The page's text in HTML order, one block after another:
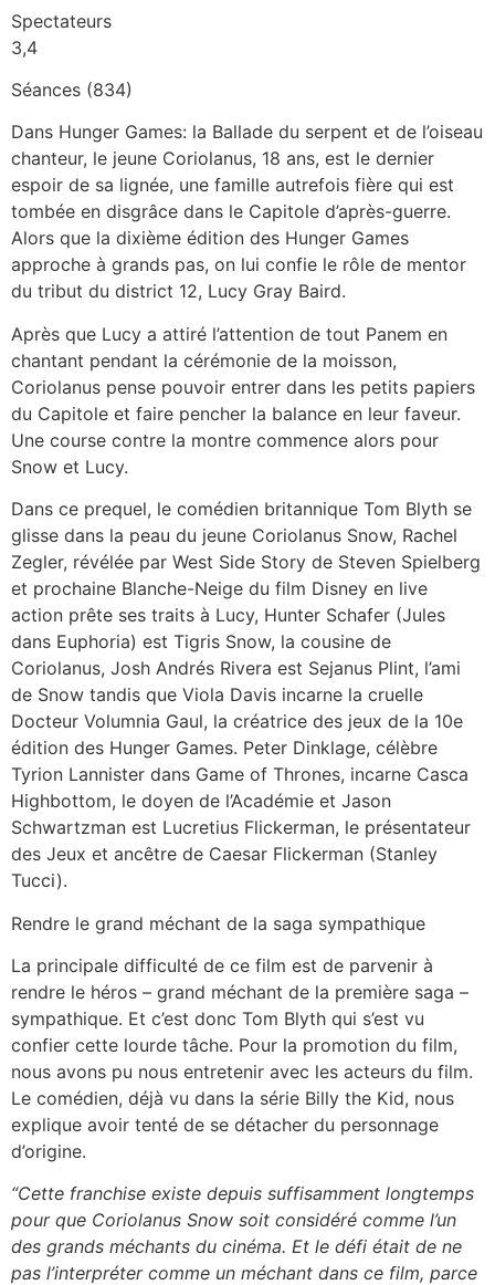
Spectateurs
3,4
Séances (834)
Dans Hunger Games: la Ballade du serpent et de l’oiseau
chanteur, le jeune Coriolanus, 18 ans, est le dernier
espoir de sa lignée, une famille autrefois fière qui est
tombée en disgrâce dans le Capitole d’après-guerre.
Alors que la dixième édition des Hunger Games
approche à grands pas, on lui confie le rôle de mentor
du tribut du district 12, Lucy Gray Baird.
Après que Lucy a attiré l’attention de tout Panem en
chantant pendant la cérémonie de la moisson,
Coriolanus pense pouvoir entrer dans les petits papiers
du Capitole et faire pencher la balance en leur faveur.
Une course contre la montre commence alors pour
Snow et Lucy.
Dans ce prequel, le comédien britannique Tom Blyth se
glisse dans la peau du jeune Coriolanus Snow, Rachel
Zegler, révélée par West Side Story de Steven Spielberg
et prochaine Blanche-Neige du film Disney en live
action prête ses traits à Lucy, Hunter Schafer (Jules
dans Euphoria) est Tigris Snow, la cousine de
Coriolanus, Josh Andrés Rivera est Sejanus Plint, l’ami
de Snow tandis que Viola Davis incarne la cruelle
Docteur Volumnia Gaul, la créatrice des jeux de la 10e
édition des Hunger Games. Peter Dinklage, célèbre
Tyrion Lannister dans Game of Thrones, incarne Casca
Highbottom, le doyen de l’Académie et Jason
Schwartzman est Lucretius Flickerman, le présentateur
des Jeux et ancêtre de Caesar Flickerman (Stanley
Tucci).
Rendre le grand méchant de la saga sympathique
La principale difficulté de ce film est de parvenir à
rendre le héros – grand méchant de la première saga –
sympathique. Et c’est donc Tom Blyth qui s’est vu
confier cette lourde tâche. Pour la promotion du film,
nous avons pu nous entretenir avec les acteurs du film.
Le comédien, déjà vu dans la série Billy the Kid, nous
explique avoir tenté de se détacher du personnage
d’origine.
“Cette franchise existe depuis suffisamment longtemps
pour que Coriolanus Snow soit considéré comme l’un
des grands méchants du cinéma. Et le défi était de ne
pas l’interpréter comme un méchant dans ce film, parce